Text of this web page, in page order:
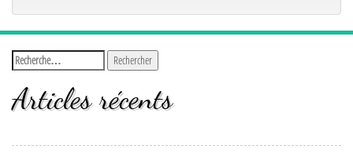
Articles récents